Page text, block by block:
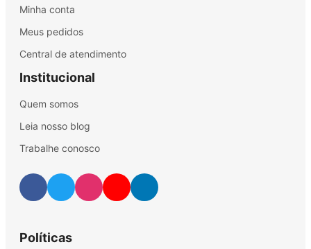
Minha conta
Meus pedidos
Central de atendimento
Institucional
Quem somos
Leia nosso blog
Trabalhe conosco
Políticas